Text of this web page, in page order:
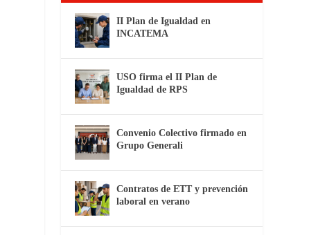
II Plan de Igualdad en
INCATEMA
USO firma el II Plan de
Igualdad de RPS
Convenio Colectivo firmado en
Grupo Generali
Contratos de ETT y prevención
laboral en verano